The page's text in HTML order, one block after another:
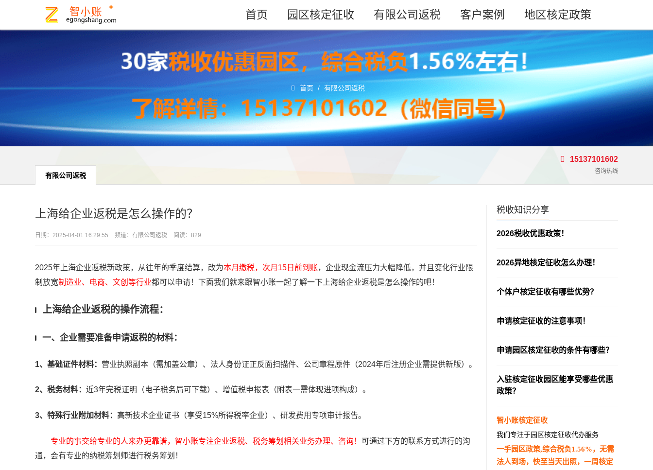
首页 园区核定征收 有限公司返税 客户案例 地区核定政策
首页 / 有限公司返税
有限公司返税
15137101602
咨询热线
税收知识分享
2026税收优惠政策！
2026异地核定征收怎么办理！
个体户核定征收有哪些优势？
申请核定征收的注意事项！
申请园区核定征收的条件有哪些？
入驻核定征收园区能享受哪些优惠
政策？
智小账核定征收
我们专注于园区核定征收代办服务
一手园区政策,综合税负1.56%，无需
法人到场，快至当天出照，一周核定
上海给企业返税是怎么操作的？
日期： 2025-04-01 16:29:55 频道： 有限公司返税 阅读：829
2025年上海企业返税新政策，从往年的季度结算，改为本月缴税，次月15日前到账，企业现金流压力大幅降低，并且变化行业限
制放宽制造业、电商、文创等行业都可以申请！下面我们就来跟智小账一起了解一下上海给企业返税是怎么操作的吧！
上海给企业返税的操作流程：
一、企业需要准备申请返税的材料：
1、基础证件材料： 营业执照副本（需加盖公章）、法人身份证正反面扫描件、公司章程原件（2024年后注册企业需提供新版）。
2、税务材料： 近3年完税证明（电子税务局可下载）、增值税申报表（附表一需体现进项构成）。
3、特殊行业附加材料： 高新技术企业证书（享受15%所得税率企业）、研发费用专项审计报告。
专业的事交给专业的人来办更靠谱，智小账专注企业返税、税务筹划相关业务办理、咨询！ 可通过下方的联系方式进行的沟
通，会有专业的纳税筹划师进行税务筹划！